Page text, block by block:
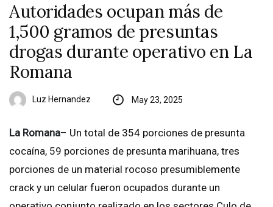
Autoridades ocupan más de
1,500 gramos de presuntas
drogas durante operativo en La
Romana
Luz Hernandez May 23, 2025
La Romana– Un total de 354 porciones de presunta
cocaína, 59 porciones de presunta marihuana, tres
porciones de un material rocoso presumiblemente
crack y un celular fueron ocupados durante un